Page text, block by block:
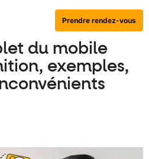
Prendre rendez-vous
du mobile
exemples,